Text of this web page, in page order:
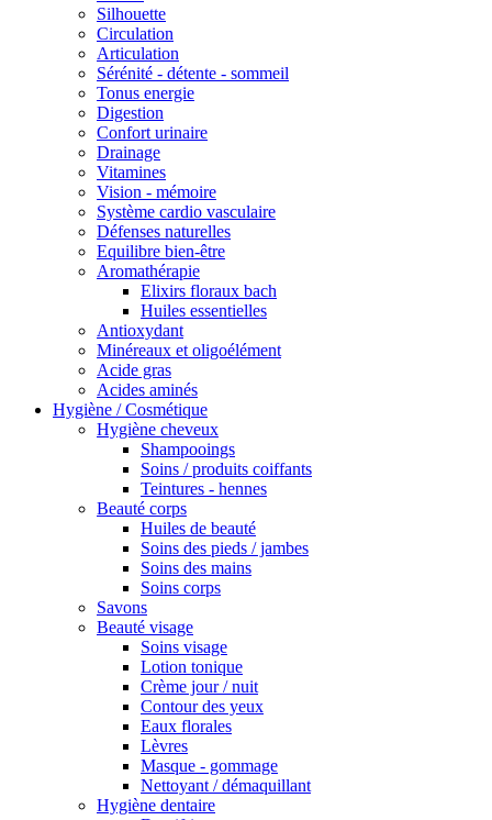
Silhouette
Circulation
Articulation
Sérénité - détente - sommeil
Tonus energie
Digestion
Confort urinaire
Drainage
Vitamines
Vision - mémoire
Système cardio vasculaire
Défenses naturelles
Equilibre bien-être
Aromathérapie
Elixirs floraux bach
Huiles essentielles
Antioxydant
Minéreaux et oligoélément
Acide gras
Acides aminés
Hygiène / Cosmétique
Hygiène cheveux
Shampooings
Soins / produits coiffants
Teintures - hennes
Beauté corps
Huiles de beauté
Soins des pieds / jambes
Soins des mains
Soins corps
Savons
Beauté visage
Soins visage
Lotion tonique
Crème jour / nuit
Contour des yeux
Eaux florales
Lèvres
Masque - gommage
Nettoyant / démaquillant
Hygiène dentaire